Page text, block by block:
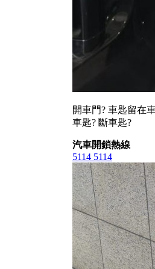
開車門? 車匙留在
車匙? 斷車匙?
汽車開鎖熱線
5114 5114